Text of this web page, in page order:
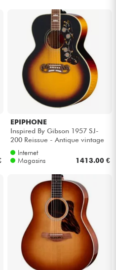
EPIPHONE
Inspired By Gibson 1957 SJ-
200 Reissue - Antique vintage
sunburst
Internet
Magasins
1413.00 €